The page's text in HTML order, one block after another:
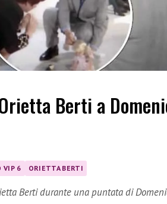
Berti a
VIP 6 ORIETTA BERTI
Berti durante una puntata di